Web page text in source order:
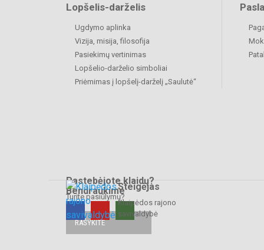
Lopšelis-darželis
Ugdymo aplinka
Vizija, misija, filosofija
Pasiekimų vertinimas
Lopšelio-darželio simboliai
Priėmimas į lopšelį-darželį „Saulutė“
Pastebėjote klaidų?
Turite pasiūlymų?
RAŠYKITE
BendraukimeSteigėjas
Klaipėdos rajono
savivaldybė